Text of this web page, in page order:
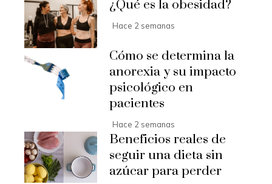
¿Qué es la obesidad?
Hace 2 semanas
Cómo se determina la
anorexia y su impacto
psicológico en
pacientes
Hace 2 semanas
Beneficios reales de
seguir una dieta sin
azúcar para perder